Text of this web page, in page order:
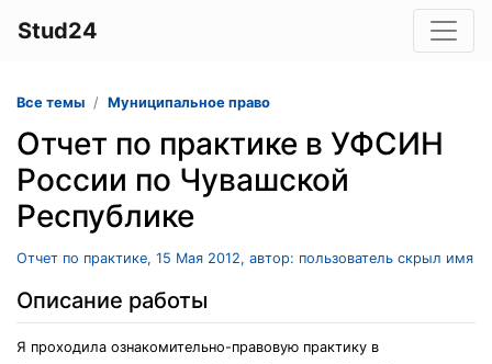
Stud24
Все темы Муниципальное право
Отчет по практике в УФСИН
России по Чувашской
Республике
Отчет по практике, 15 Мая 2012, автор: пользователь скрыл имя
Описание работы
Я проходила ознакомительно-правовую практику в